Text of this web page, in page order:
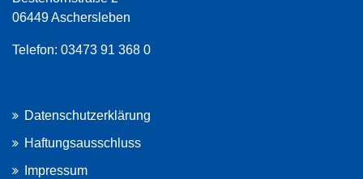
06449 Aschersleben
Telefon: 03473 91 368 0
Datenschutzerklärung
Haftungsausschluss
Impressum